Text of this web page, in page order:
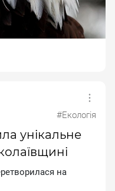
#Екологія
унікальне
нa